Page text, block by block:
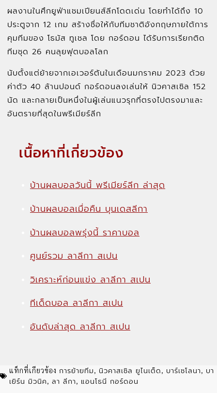
ผลงานในศึกยูฟ่าแชมเปียนส์ลีกโดดเด่น โดยทำได้ถึง 10
ประตูจาก 12 เกม สร้างชื่อให้กับทีมชาติอังกฤษภายใต้การ
คุมทีมของ โธมัส ทูเชล โดย กอร์ดอน ได้รับการเรียกติด
ทีมชุด 26 คนลุยฟุตบอลโลก
นับตั้งแต่ย้ายจากเอเวอร์ตันในเดือนมกราคม 2023 ด้วย
ค่าตัว 40 ล้านปอนด์ กอร์ดอนลงเล่นให้ นิวคาสเซิล 152
นัด และกลายเป็นหนึ่งในผู้เล่นแนวรุกที่ตรงไปตรงมาและ
อันตรายที่สุดในพรีเมียร์ลีก
เนื้อหาที่เกี่ยวข้อง
บ้านผลบอลวันนี้ พรีเมียร์ลีก ล่าสุด
บ้านผลบอลเมื่อคืน บุนเดสลีกา
บ้านผลบอลพรุ่งนี้ ราคาบอล
ศูนย์รวม ลาลีกา สเปน
วิเคราะห์ก่อนแข่ง ลาลีกา สเปน
ทีเด็ดบอล ลาลีกา สเปน
อันดับล่าสุด ลาลีกา สเปน
แท็กที่เกียวข้อง การย้ายทีม, นิวคาสเซิล ยูไนเต็ด, บาร์เซโลนา, บา
เยิร์น มิวนิค, ลา ลีกา, แอนโธนี กอร์ดอน